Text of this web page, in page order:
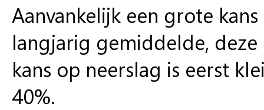
Aanvankelijk een grote
langjarig gemiddelde, deze
kans op neerslag is eerst
40%.